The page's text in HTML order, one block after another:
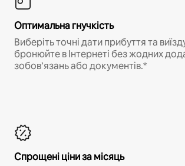
Оптимальна гнучкість
Виберіть точні дати прибуття та
бронюйте в Інтернеті без жодних
зобов’язань або документів.*
Спрощені ціни за місяць